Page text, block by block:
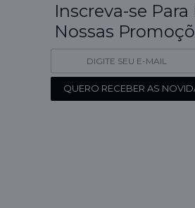
Inscreva-se Para
Nossas
QUERO RECEBER AS